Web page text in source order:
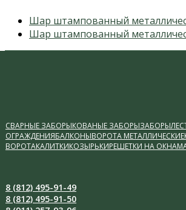
previous
post:
Шар штампованный
next
post:
Шар штампованный
СВАРНЫЕ ЗАБОРЫКОВАНЫЕ ЗАБОРЫЗАБОРЫ
ОГРАЖДЕНИЯБАЛКОНЫВОРОТА МЕТАЛЛИЧЕСКИЕ
ВОРОТАКАЛИТКИКОЗЫРЬКИРЕШЕТКИ НА ОКНА
8 (812) 495-91-49
8 (812) 495-91-50